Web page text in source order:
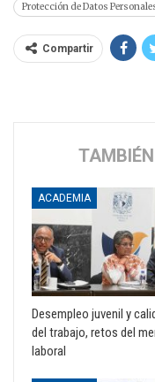
Protección de Datos
Compartir
ACADEMIA
Desempleo juvenil y
del trabajo, retos del
laboral